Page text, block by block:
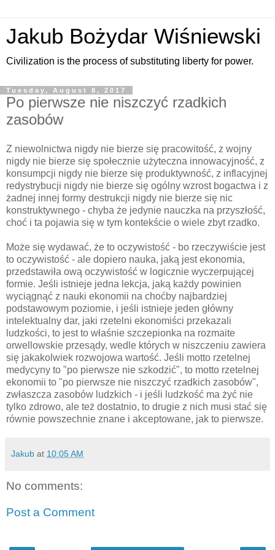
Jakub Bożydar Wiśniewski
Civilization is the process of substituting liberty for power.
Tuesday, August 8, 2017
Po pierwsze nie niszczyć rzadkich
zasobów
Z niewolnictwa nigdy nie bierze się pracowitość, z wojny
nigdy nie bierze się społecznie użyteczna innowacyjność, z
konsumpcji nigdy nie bierze się produktywność, z inflacyjnej
redystrybucji nigdy nie bierze się ogólny wzrost bogactwa i z
żadnej innej formy destrukcji nigdy nie bierze się nic
konstruktywnego - chyba że jedynie nauczka na przyszłość,
choć i ta pojawia się w tym kontekście o wiele zbyt rzadko.
Może się wydawać, że to oczywistość - bo rzeczywiście jest
to oczywistość - ale dopiero nauka, jaką jest ekonomia,
przedstawiła ową oczywistość w logicznie wyczerpującej
formie. Jeśli istnieje jedna lekcja, jaką każdy powinien
wyciągnąć z nauki ekonomii na choćby najbardziej
podstawowym poziomie, i jeśli istnieje jeden główny
intelektualny dar, jaki rzetelni ekonomiści przekazali
ludzkości, to jest to właśnie szczepionka na rozmaite
orwellowskie przesądy, wedle których w niszczeniu zawiera
się jakakolwiek rozwojowa wartość. Jeśli motto rzetelnej
medycyny to "po pierwsze nie szkodzić", to motto rzetelnej
ekonomii to "po pierwsze nie niszczyć rzadkich zasobów",
zwłaszcza zasobów ludzkich - i jeśli ludzkość ma żyć nie
tylko zdrowo, ale też dostatnio, to drugie z nich musi stać się
równie powszechnie znane i akceptowane, jak to pierwsze.
Jakub at 10:05 AM
No comments:
Post a Comment